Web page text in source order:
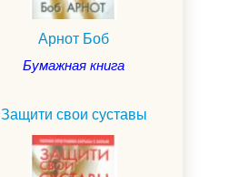
Арнот Боб
Бумажная книга
Защити свои суставы